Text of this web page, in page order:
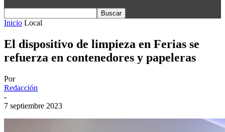
Inicio Local
El dispositivo de limpieza en Ferias se
refuerza en contenedores y papeleras
Por
Redacción
-
7 septiembre 2023